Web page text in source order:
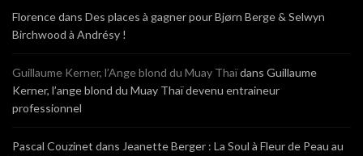
Florencedans Des places à gagner pour Bjørn Berge & Selwyn
Birchwood à Andrésy !
Guillaume Kerner, l’Ange blond du Muay Thaïdans Guillaume
Kerner, l’ange blond du Muay Thaï devenu entraineur
professionnel
Pascal Couzinet dans Jeanette Berger : La Soul à Fleur de Peau au